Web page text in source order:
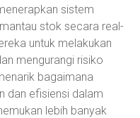
sistem
stok secara real-
untuk melakukan
mengurangi risiko
bagaimana
dan efisiensi dalam
lebih banyak